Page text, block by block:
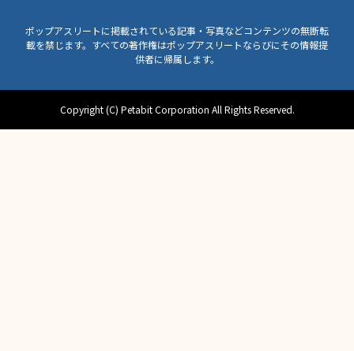
ポップアスリートに掲載されている記事・写真などコンテンツの無断転
載を禁じます。すべての著作権はポップアスリートならびにその情報提
供者に帰属します。
Copyright (C) Petabit Corporation All Rights Reserved.